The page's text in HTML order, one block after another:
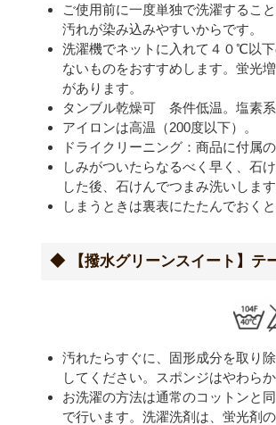
ご使用前に一度単独で洗濯するこ
汚れが染み込みやすいからです。
洗濯機でネットに入れて４０℃以
ないものをおすすめします。蛍光
があります。
タンブル乾燥可 条件低温。塩素系
アイロンは高温（200度以下）。
ドライクリーニング：商品に付属
しみがついたらなるべく早く、石
した後、石けんでつまみ洗いしま
しまうときは裏表にたたんでおく
◆ 【撥水グリーンスイート】テ
汚れたらすぐに、固形成分を取り
してください。スポンジはやわら
お洗濯の方法は通常のコットンと
で行います。洗濯洗剤は、蛍光剤